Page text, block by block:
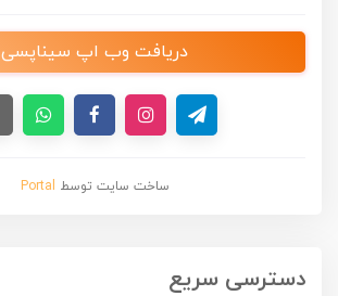
دریافت وب اپ سیناپسی
ساخت سایت توسط Portal
دسترسی سریع